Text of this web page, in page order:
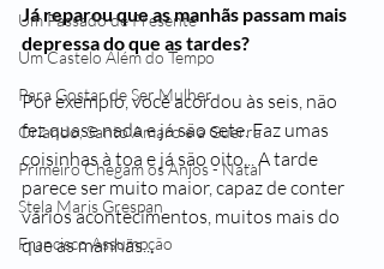
Um Passado de Presente
Um Castelo Além do Tempo
Para Gostar de Ser Mulher
Orlando, Santo Amaro e a Guerra
Primeiro Chegam os Anjos - Natal
Stela Maris Grespan
Francisco Assumpção
Já reparou que as manhãs passam mais
depressa do que as tardes?
Por exemplo, você acordou às seis, não
fez quase nada e já são sete. Faz umas
coisinhas à toa e já são oito... A tarde
parece ser muito maior, capaz de conter
vários acontecimentos, muitos mais do
que as manhãs...